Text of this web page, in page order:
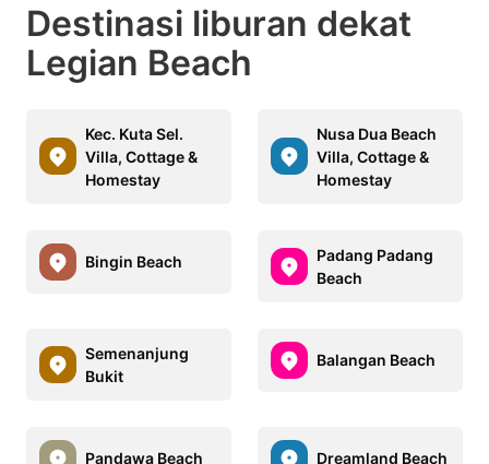
Destinasi liburan dekat
Legian Beach
Kec. Kuta Sel.
Villa, Cottage &
Homestay
Nusa Dua Beach
Villa, Cottage &
Homestay
Bingin Beach
Padang Padang
Beach
Semenanjung
Bukit
Balangan Beach
Pandawa Beach Dreamland Beach